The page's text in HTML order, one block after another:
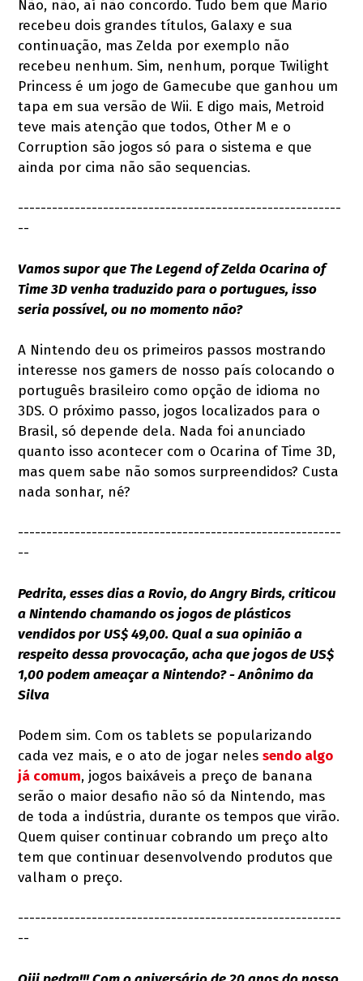
Não, não, aí não concordo. Tudo bem que Mario
recebeu dois grandes títulos, Galaxy e sua
continuação, mas Zelda por exemplo não
recebeu nenhum. Sim, nenhum, porque Twilight
Princess é um jogo de Gamecube que ganhou um
tapa em sua versão de Wii. E digo mais, Metroid
teve mais atenção que todos, Other M e o
Corruption são jogos só para o sistema e que
ainda por cima não são sequencias.
---------------------------------------------------------
--
Vamos supor que The Legend of Zelda Ocarina of
Time 3D venha traduzido para o portugues, isso
seria possível, ou no momento não?
A Nintendo deu os primeiros passos mostrando
interesse nos gamers de nosso país colocando o
português brasileiro como opção de idioma no
3DS. O próximo passo, jogos localizados para o
Brasil, só depende dela. Nada foi anunciado
quanto isso acontecer com o Ocarina of Time 3D,
mas quem sabe não somos surpreendidos? Custa
nada sonhar, né?
---------------------------------------------------------
--
Pedrita, esses dias a Rovio, do Angry Birds, criticou
a Nintendo chamando os jogos de plásticos
vendidos por US$ 49,00. Qual a sua opinião a
respeito dessa provocação, acha que jogos de US$
1,00 podem ameaçar a Nintendo? - Anônimo da
Silva
Podem sim. Com os tablets se popularizando
cada vez mais, e o ato de jogar nelessendo algo
já comum, jogos baixáveis a preço de banana
serão o maior desafio não só da Nintendo, mas
de toda a indústria, durante os tempos que virão.
Quem quiser continuar cobrando um preço alto
tem que continuar desenvolvendo produtos que
valham o preço.
---------------------------------------------------------
--